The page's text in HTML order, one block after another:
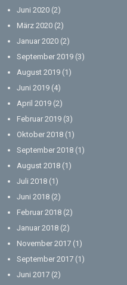
Juni 2020 (2)
März 2020 (2)
Januar 2020 (2)
September 2019 (3)
August 2019 (1)
Juni 2019 (4)
April 2019 (2)
Februar 2019 (3)
Oktober 2018 (1)
September 2018 (1)
August 2018 (1)
Juli 2018 (1)
Juni 2018 (2)
Februar 2018 (2)
Januar 2018 (2)
November 2017 (1)
September 2017 (1)
Juni 2017 (2)